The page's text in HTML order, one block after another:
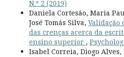
N.º 2 (2019)
Daniela Cortesão, Maria
José Tomás Silva, Validação
das crenças acerca da
ensino superior ,
Isabel Correia, Diogo